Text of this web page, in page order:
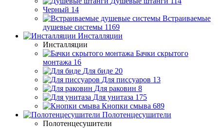
Черный 14
Встраиваемые
душевые системы 1169
Инсталляции
Инсталляции
Бачки скрытого
монтажа 16
Для биде 20
Для писсуаров 13
Для раковин 8
Для унитаза 175
Кнопки смыва 689
Полотенцесушители
Полотенцесушители